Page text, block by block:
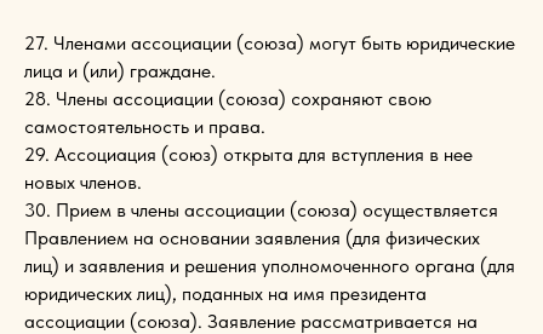
27. Членами ассоциации (союза) могут быть юридические
лица и (или) граждане.
28. Члены ассоциации (союза) сохраняют свою
самостоятельность и права.
29. Ассоциация (союз) открыта для вступления в нее
новых членов.
30. Прием в члены ассоциации (союза) осуществляется
Правлением на основании заявления (для физических
лиц) и заявления и решения уполномоченного органа (для
юридических лиц), поданных на имя президента
ассоциации (союза). Заявление рассматривается на